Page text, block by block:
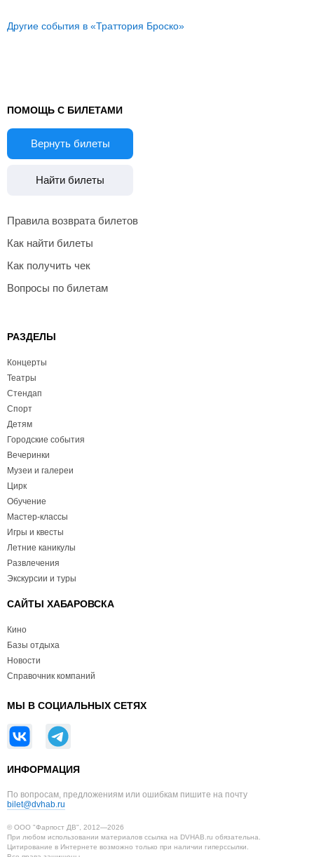
Другие события в «Траттория Броско»
ПОМОЩЬ С БИЛЕТАМИ
Вернуть билеты
Найти билеты
Правила возврата билетов
Как найти билеты
Как получить чек
Вопросы по билетам
РАЗДЕЛЫ
Концерты
Театры
Стендап
Спорт
Детям
Городские события
Вечеринки
Музеи и галереи
Цирк
Обучение
Мастер-классы
Игры и квесты
Летние каникулы
Развлечения
Экскурсии и туры
САЙТЫ ХАБАРОВСКА
Кино
Базы отдыха
Новости
Справочник компаний
МЫ В СОЦИАЛЬНЫХ СЕТЯХ
ИНФОРМАЦИЯ
По вопросам, предложениям или ошибкам пишите на почту
bilet@dvhab.ru
© ООО "Фарпост ДВ", 2012—2026
При любом использовании материалов ссылка на DVHAB.ru обязательна.
Цитирование в Интернете возможно только при наличии гиперссылки.